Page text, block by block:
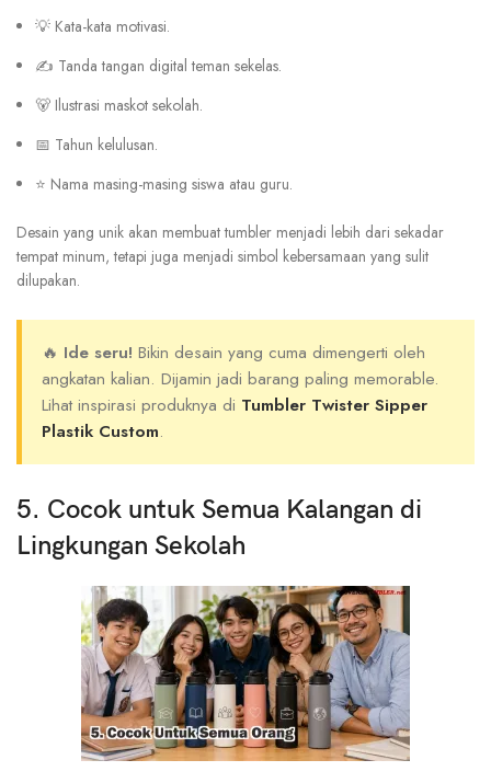
💡 Kata-kata motivasi.
✍ Tanda tangan digital teman sekelas.
🐻 Ilustrasi maskot sekolah.
📅 Tahun kelulusan.
⭐ Nama masing-masing siswa atau guru.
Desain yang unik akan membuat tumbler menjadi lebih dari sekadar
tempat minum, tetapi juga menjadi simbol kebersamaan yang sulit
dilupakan.
🔥 Ide seru! Bikin desain yang cuma dimengerti oleh
angkatan kalian. Dijamin jadi barang paling memorable.
Lihat inspirasi produknya di Tumbler Twister Sipper
Plastik Custom.
5. Cocok untuk Semua Kalangan di
Lingkungan Sekolah